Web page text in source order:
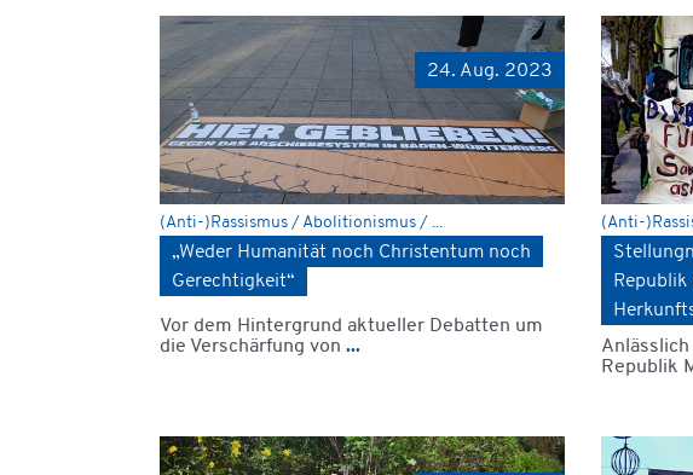
24. Aug. 2023
(Anti-)Rassismus / Abolitionismus / ...
„Weder Humanität noch Christentum noch
Gerechtigkeit“
Vor dem Hintergrund aktueller Debatten um
die Verschärfung von ...
(Anti-
Republik
Republik